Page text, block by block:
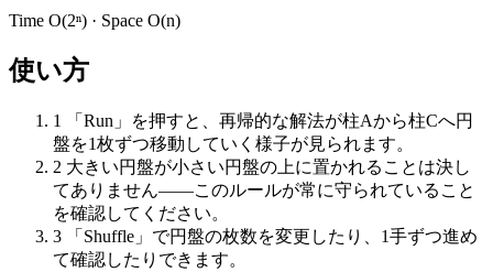
Time O(2ⁿ) · Space O(n)
使い方
1
「Run」を押すと、再帰的な解法が柱Aから柱Cへ円
盤を1枚ずつ移動していく様子が見られます。
2 大きい円盤が小さい円盤の上に置かれることは決し
てありません——このルールが常に守られていること
を確認してください。
3
「Shuffle」で円盤の枚数を変更したり、1手ずつ進め
て確認したりできます。